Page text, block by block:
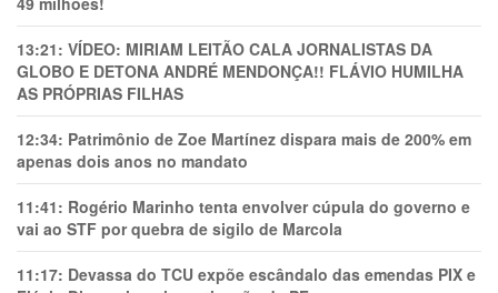
13:21: VÍDEO: MIRIAM LEITÃO CALA JORNALISTAS DA
GLOBO E DETONA ANDRÉ MENDONÇA!! FLÁVIO HUMILHA
AS PRÓPRIAS FILHAS
12:34: Patrimônio de Zoe Martínez dispara mais de 200% em
apenas dois anos no mandato
11:41: Rogério Marinho tenta envolver cúpula do governo e
vai ao STF por quebra de sigilo de Marcola
11:17: Devassa do TCU expõe escândalo das emendas PIX e